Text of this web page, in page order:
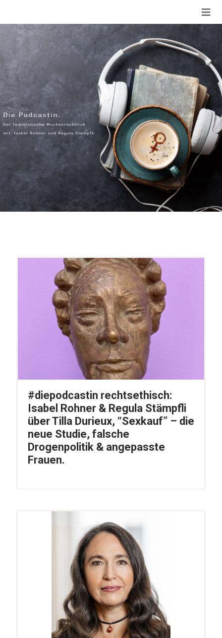
#diepodcastin rechtsethisch:
Isabel Rohner & Regula Stämpfli
über Tilla Durieux, “Sexkauf” – die
neue Studie, falsche
Drogenpolitik & angepasste
Frauen.